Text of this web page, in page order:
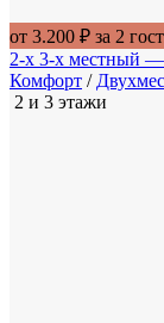
от 3.200 ₽ за 2
2-х 3-х местный
Комфорт /
2 и 3 этажи